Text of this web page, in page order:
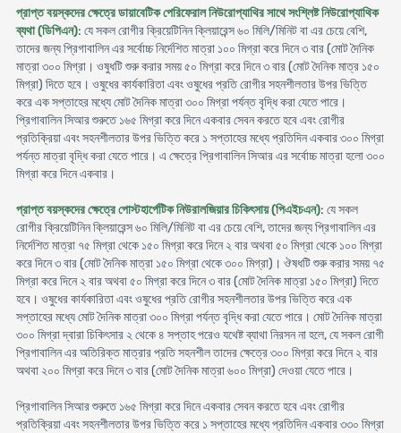
প্রাপ্ত বয়স্কদের ক্ষেত্রে ডায়াবেটিক পেরিফেরাল নিউরোপ্যাথির সাথে সংশ্লিষ্ট নিউরোপ্যাথিক
ব্যথা (ডিপিএন): যে সকল রোগীর ক্রিয়েটিনিন ক্লিয়ারেন্স ৬০ মিলি/মিনিট বা এর চেয়ে বেশি,
তাদের জন্য প্রিগাবালিন এর সর্বোচ্চ নির্দেশিত মাত্রা ১০০ মিগ্রা করে দিনে ৩ বার (মোট দৈনিক
মাত্রা ৩০০ মিগ্রা। ওষুধটি শুরু করার সময় ৫০ মিগ্রা করে দিনে ৩ বার (মোট দৈনিক মাত্র ১৫০
মিগ্রা) দিতে হবে। ওষুধের কার্যকারিতা এবং ওষুধের প্রতি রোগীর সহনশীলতার উপর ভিত্তি
করে এক সপ্তাহের মধ্যে মোট দৈনিক মাত্রা ৩০০ মিগ্রা পর্যন্ত বৃদ্ধি করা যেতে পারে।
প্রিগাবালিন সিআর শুরুতে ১৬৫ মিগ্রা করে দিনে একবার সেবন করতে হবে এবং রোগীর
প্রতিক্রিয়া এবং সহনশীলতার উপর ভিত্তি করে ১ সপ্তাহের মধ্যে প্রতিদিন একবার ৩০০ মিগ্রা
পর্যন্ত মাত্রা বৃদ্ধি করা যেতে পারে। এ ক্ষেত্রে প্রিগাবালিন সিআর এর সর্বোচ্চ মাত্রা হলো ৩০০
মিগ্রা করে দিনে একবার।
প্রাপ্ত বয়স্কদের ক্ষেত্রে পোস্টহার্পেটিক নিউরালজিয়ার চিকিৎসায় (পিএইচএন): যে সকল
রোগীর ক্রিয়েটিনিন ক্লিয়ারেন্স ৬০ মিলি/মিনিট বা এর চেয়ে বেশি, তাদের জন্য প্রিগাবালিন এর
নির্দেশিত মাত্রা ৭৫ মিগ্রা থেকে ১৫০ মিগ্রা করে দিনে ২ বার অথবা ৫০ মিগ্রা থেকে ১০০ মিগ্রা
করে দিনে ৩ বার (মোট দৈনিক মাত্রা ১৫০ মিগ্রা থেকে ৩০০ মিগ্রা)। ঔষধটি শুরু করার সময় ৭৫
মিগ্রা করে দিনে ২ বার অথবা ৫০ মিগ্রা করে দিনে ৩ বার (মোট দৈনিক মাত্রা ১৫০ মিগ্রা) দিতে
হবে। ওষুধের কার্যকারিতা এবং ওষুধের প্রতি রোগীর সহনশীলতার উপর ভিত্তি করে এক
সপ্তাহের মধ্যে মোট দৈনিক মাত্রা ৩০০ মিগ্রা পর্যন্ত বৃদ্ধি করা যেতে পারে। মোট দৈনিক মাত্রা
৩০০ মিগ্রা দ্বারা চিকিৎসার ২ থেকে ৪ সপ্তাহ পরেও যথেষ্ট ব্যাথা নিরসন না হলে, যে সকল রোগী
প্রিগাবালিন এর অতিরিক্ত মাত্রার প্রতি সহনশীল তাদের ক্ষেত্রে ৩০০ মিগ্রা করে দিনে ২ বার
অথবা ২০০ মিগ্রা করে দিনে ৩ বার (মোট দৈনিক মাত্রা ৬০০ মিগ্রা) দেওয়া যেতে পারে।
প্রিগাবালিন সিআর শুরুতে ১৬৫ মিগ্রা করে দিনে একবার সেবন করতে হবে এবং রোগীর
প্রতিক্রিয়া এবং সহনশীলতার উপর ভিত্তি করে ১ সপ্তাহের মধ্যে প্রতিদিন একবার ৩৩০ মিগ্রা